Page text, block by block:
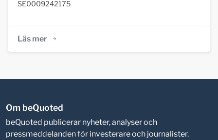
SE0009242175
Läs mer
Om beQuoted
beQuoted publicerar nyheter, analyser och
pressmeddelanden för investerare och journalister.